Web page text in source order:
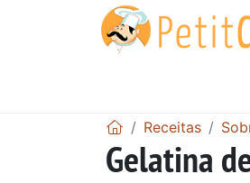
Receitas
Gelatina